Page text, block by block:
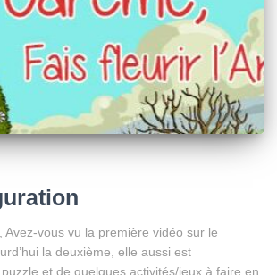
Avez-vous vu la première vidéo sur le
la deuxième, elle aussi est
et de quelques activités/jeux à faire en